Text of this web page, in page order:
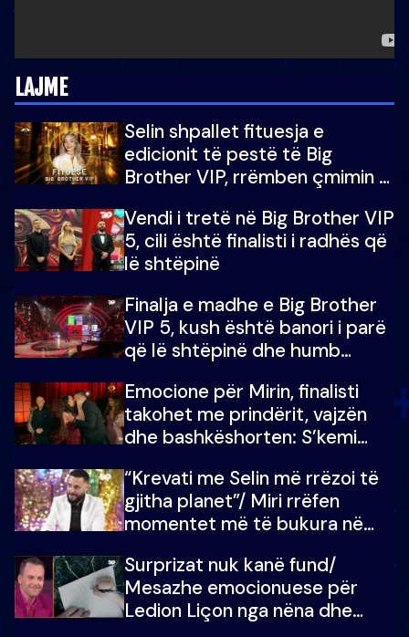
LAJME
Selin shpallet fituesja e
edicionit të pestë të Big
Brother VIP, rrëmben çmimin e
Vendi i tretë në Big Brother VIP
5, cili është finalisti i radhës që
lë shtëpinë
Finalja e madhe e Big Brother
VIP 5, kush është banori i parë
që lë shtëpinë dhe humb
çmimin e madh
Emocione për Mirin, finalisti
takohet me prindërit, vajzën
dhe bashkëshorten: S’kemi
“Krevati me Selin më rrëzoi të
gjitha planet”/ Miri rrëfen
momentet më të bukura në
mungojë zilja e mëngjesit kur…
Surprizat nuk kanë fund/
Mesazhe emocionuese për
Ledion Liçon nga nëna dhe